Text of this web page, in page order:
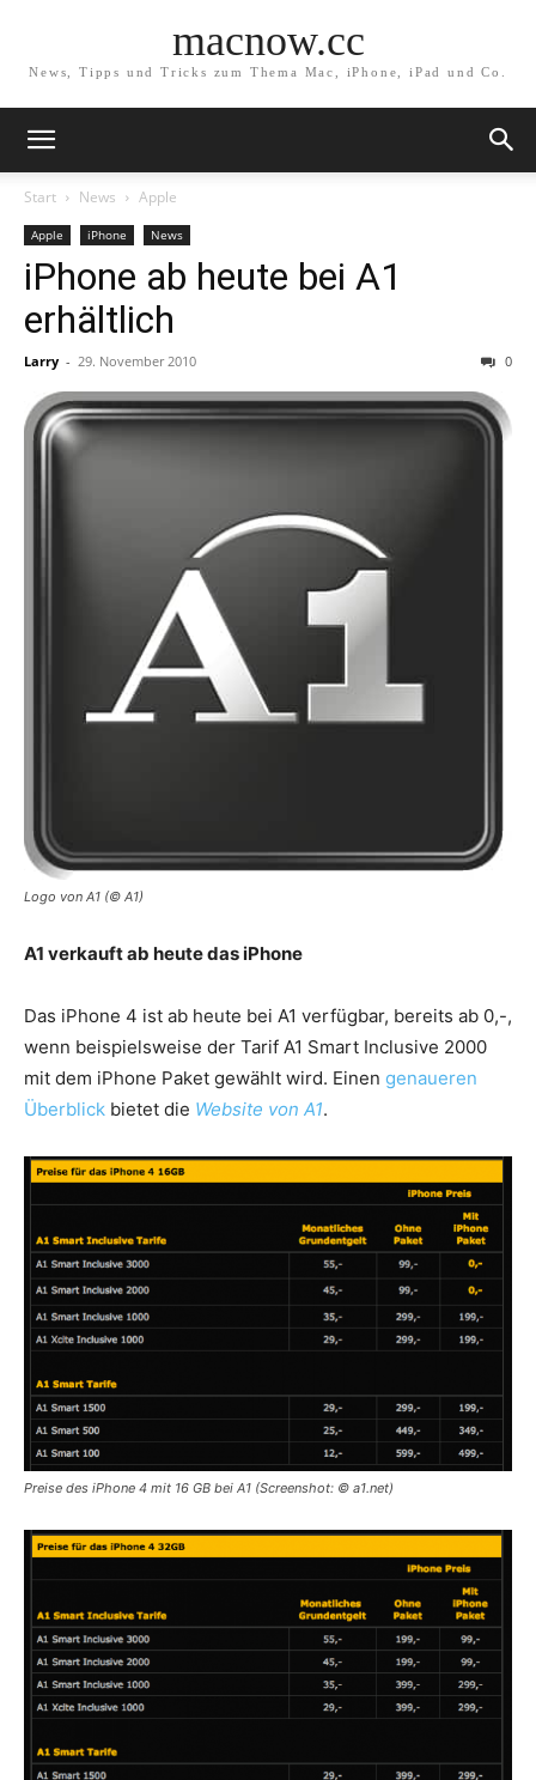
macnow.cc
News, Tipps und Tricks zum Thema Mac, iPhone, iPad und Co.
Start News Apple
Apple iPhone News
iPhone ab heute bei A1
erhältlich
Larry - 29. November 2010 0
Logo von A1 (© A1)
A1 verkauft ab heute das iPhone
Das iPhone 4 ist ab heute bei A1 verfügbar, bereits ab 0,-,
wenn beispielsweise der Tarif A1 Smart Inclusive 2000
mit dem iPhone Paket gewählt wird. Einen genaueren
Überblick bietet die Website von A1.
Preise des iPhone 4 mit 16 GB bei A1 (Screenshot: © a1.net)